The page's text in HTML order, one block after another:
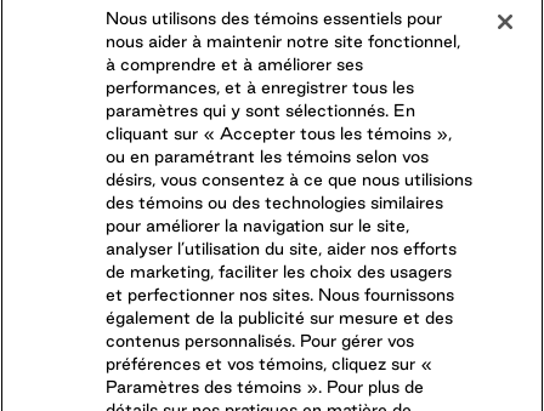
LA DIFFÉRENCE PARKBRIDGE
DEMANDES DES MÉDIAS
TRAVAILLER CHEZ NOUS
COMMUNAUTÉS RÉSIDENTIELLES
CONNECTEZ-VOUS AVEC NOUS
SUIVEZ-NOUS SUR
Nous utilisons des témoins essentiels pour
nous aider à maintenir notre site fonctionnel,
à comprendre et à améliorer ses
performances, et à enregistrer tous les
paramètres qui y sont sélectionnés. En
cliquant sur « Accepter tous les témoins »,
ou en paramétrant les témoins selon vos
désirs, vous consentez à ce que nous utilisions
des témoins ou des technologies similaires
pour améliorer la navigation sur le site,
analyser l’utilisation du site, aider nos efforts
de marketing, faciliter les choix des usagers
et perfectionner nos sites. Nous fournissons
également de la publicité sur mesure et des
contenus personnalisés. Pour gérer vos
préférences et vos témoins, cliquez sur «
Paramètres des témoins ». Pour plus de